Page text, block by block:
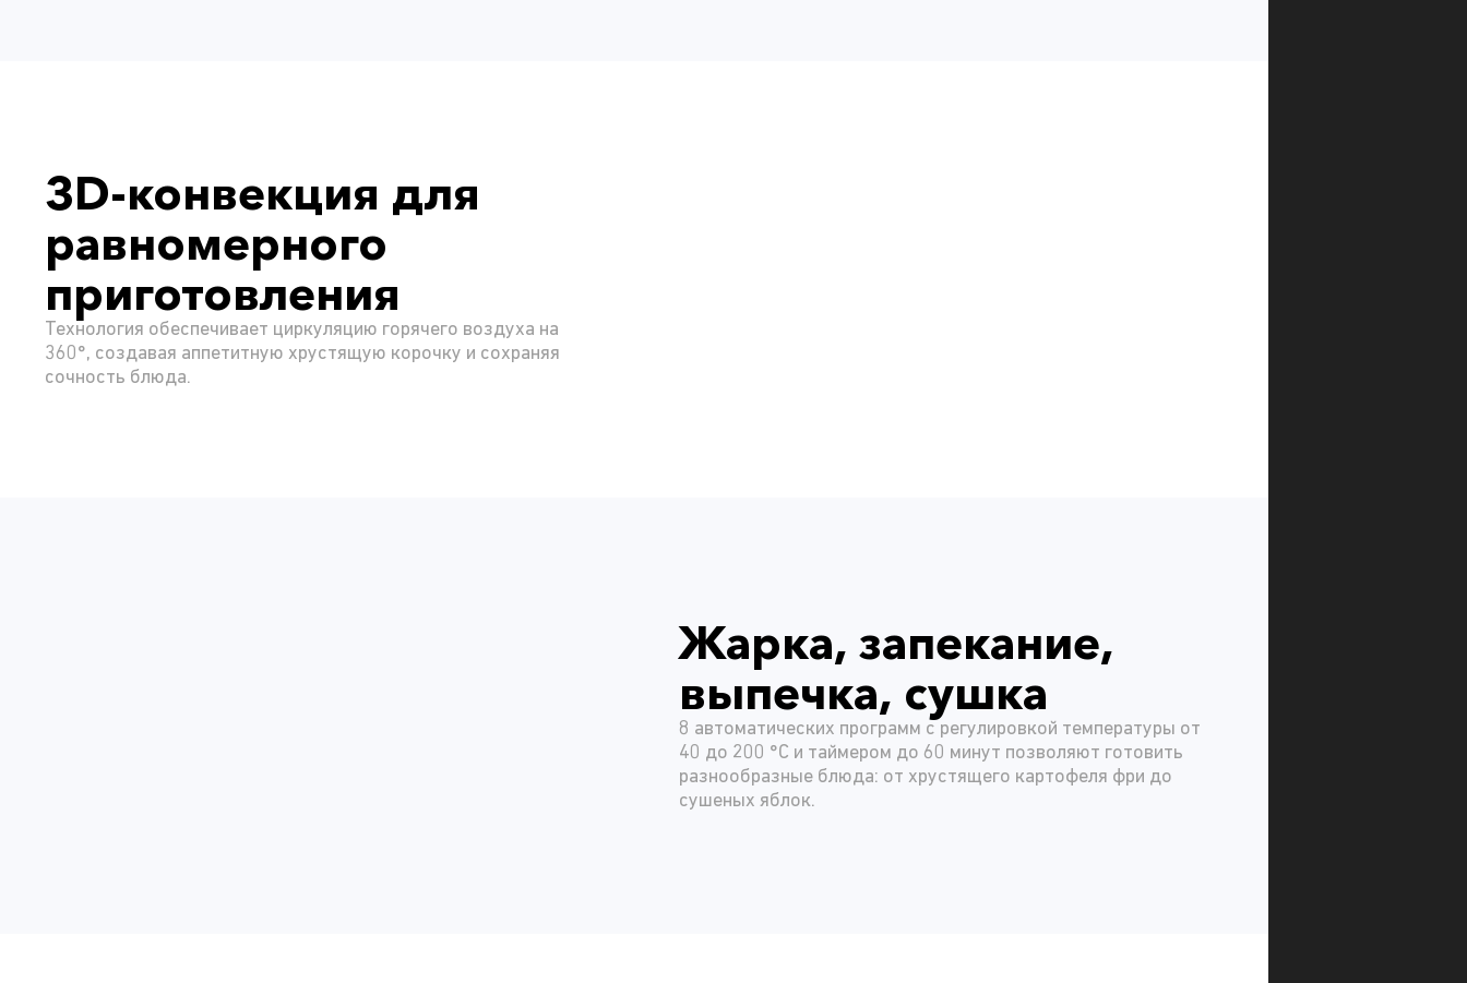
3D-конвекция для
равномерного
приготовления
Технология обеспечивает циркуляцию горячего воздуха на
360°, создавая аппетитную хрустящую корочку и сохраняя
сочность блюда.
Жарка, запекание,
выпечка, сушка
8 автоматических программ с регулировкой температуры от
40 до 200 °C и таймером до 60 минут позволяют готовить
разнообразные блюда: от хрустящего картофеля фри до
сушеных яблок.